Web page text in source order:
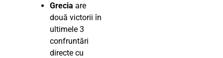
Grecia are
două victorii în
ultimele 3
confruntări
directe cu